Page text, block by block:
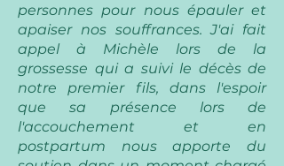
personnes pour nous épauler et
apaiser nos souffrances. J'ai fait
appel à Michèle lors de la
grossesse qui a suivi le décès de
notre premier fils, dans l'espoir
que sa présence lors de
l'accouchement et en
postpartum nous apporte du